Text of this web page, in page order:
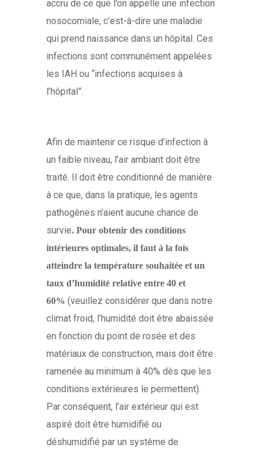
accru de ce que l’on appelle une infection
nosocomiale, c’est-à-dire une maladie
qui prend naissance dans un hôpital. Ces
infections sont communément appelées
les IAH ou “infections acquises à
l’hôpital”.
Afin de maintenir ce risque d’infection à
un faible niveau, l’air ambiant doit être
traité. Il doit être conditionné de manière
à ce que, dans la pratique, les agents
pathogènes n’aient aucune chance de
survie. Pour obtenir des conditions
intérieures optimales, il faut à la fois
atteindre la température souhaitée et un
taux d’humidité relative entre 40 et
60% (veuillez considérer que dans notre
climat froid, l’humidité doit être abaissée
en fonction du point de rosée et des
matériaux de construction, mais doit être
ramenée au minimum à 40% dès que les
conditions extérieures le permettent).
Par conséquent, l’air extérieur qui est
aspiré doit être humidifié ou
déshumidifié par un système de